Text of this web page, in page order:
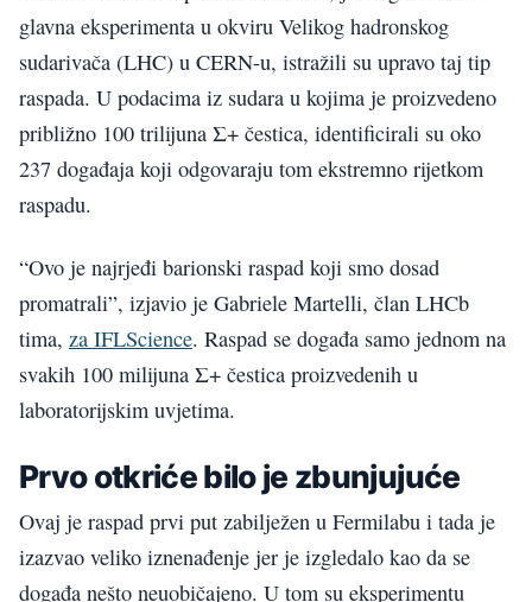
glavna eksperimenta u okviru Velikog hadronskog
sudarivača (LHC) u CERN-u, istražili su upravo taj tip
raspada. U podacima iz sudara u kojima je proizvedeno
približno 100 trilijuna Σ+ čestica, identificirali su oko
237 događaja koji odgovaraju tom ekstremno rijetkom
raspadu.
“Ovo je najrjeđi barionski raspad koji smo dosad
promatrali”, izjavio je Gabriele Martelli, član LHCb
tima, za IFLScience. Raspad se događa samo jednom na
svakih 100 milijuna Σ+ čestica proizvedenih u
laboratorijskim uvjetima.
Prvo otkriće bilo je zbunjujuće
Ovaj je raspad prvi put zabilježen u Fermilabu i tada je
izazvao veliko iznenađenje jer je izgledalo kao da se
događa nešto neuobičajeno. U tom su eksperimentu